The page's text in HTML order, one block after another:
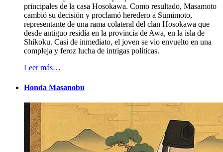
principales de la casa Hosokawa. Como resultado, Masamoto
cambió su decisión y proclamó heredero a Sumimoto,
representante de una rama colateral del clan Hosokawa que
desde antiguo residía en la provincia de Awa, en la isla de
Shikoku. Casi de inmediato, el joven se vio envuelto en una
compleja y feroz lucha de intrigas políticas.
Leer más…
Honda Masanobu